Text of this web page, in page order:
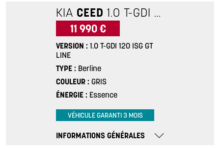
KIA CEED 1.0 T-GDI 120 ISG GT LINE
11 990 €
VERSION
1.0 T-GDI 120 ISG GT
LINE
TYPE
Berline
COULEUR
GRIS
ÉNERGIE
Essence
VÉHICULE GARANTI 3 MOIS
INFORMATIONS GÉNÉRALES